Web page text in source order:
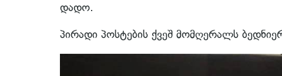
დადო.
პირადი პოსტების ქვეშ მომღერალს